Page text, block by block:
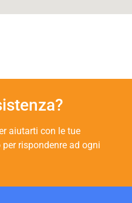
aiutarti con le tue
rispondenre ad ogni